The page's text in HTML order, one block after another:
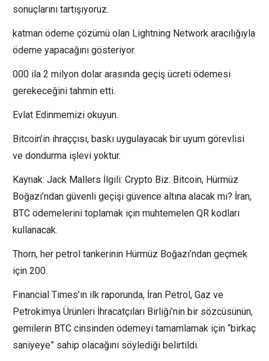
sonuçlarını tartışıyoruz.
katman ödeme çözümü olan Lightning Network aracılığıyla
ödeme yapacağını gösteriyor.
000 ila 2 milyon dolar arasında geçiş ücreti ödemesi
gerekeceğini tahmin etti.
Evlat Edinmemizi okuyun.
Bitcoin’in ihraççısı, baskı uygulayacak bir uyum görevlisi
ve dondurma işlevi yoktur.
Kaynak: Jack Mallers İlgili: Crypto Biz: Bitcoin, Hürmüz
Boğazı’ndan güvenli geçişi güvence altına alacak mı? İran,
BTC ödemelerini toplamak için muhtemelen QR kodları
kullanacak.
Thorn, her petrol tankerinin Hürmüz Boğazı’ndan geçmek
için 200.
Financial Times’ın ilk raporunda, İran Petrol, Gaz ve
Petrokimya Ürünleri İhracatçıları Birliği’nin bir sözcüsünün,
gemilerin BTC cinsinden ödemeyi tamamlamak için “birkaç
saniyeye” sahip olacağını söylediği belirtildi.